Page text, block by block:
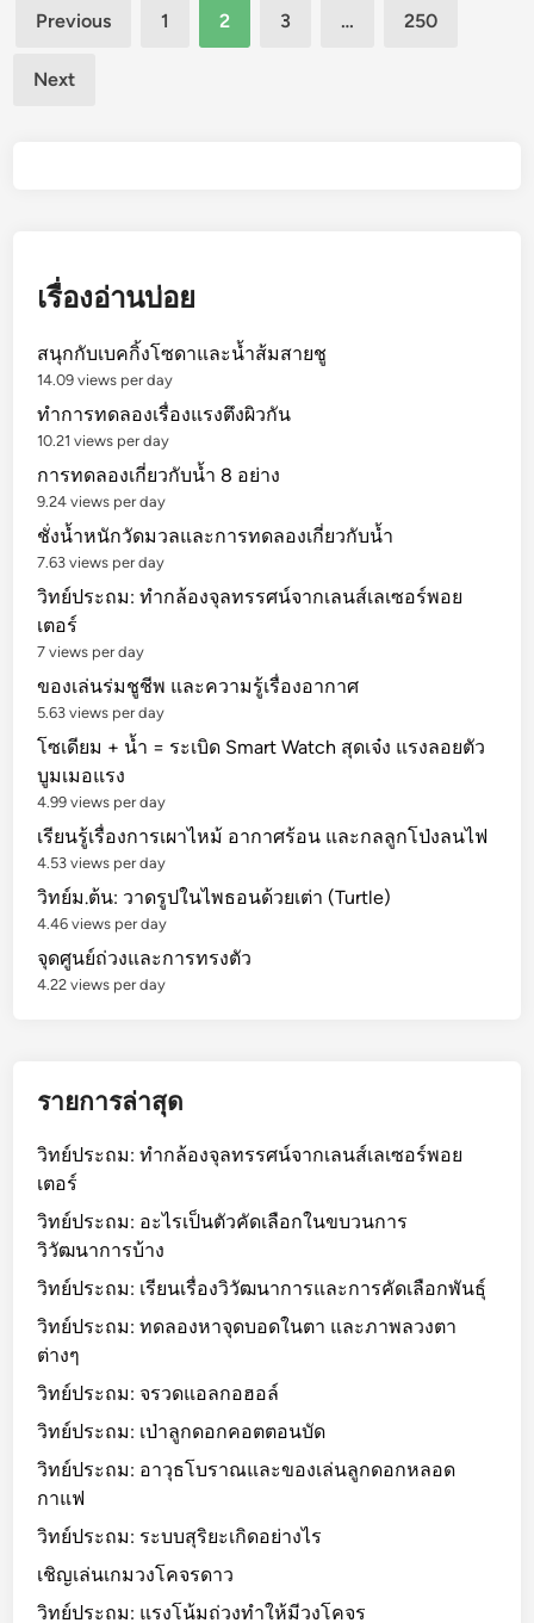
ลู
อ
น
Posts
Previous 1 2 3 … 250
Next
เรื่องอ่านบ่อย
สนุกกับเบคกิ้งโซดาและน้ำส้มสายชู
14.09 views per day
ทำการทดลองเรื่องแรงตึงผิวกัน
10.21 views per day
การทดลองเกี่ยวกับน้ำ 8 อย่าง
9.24 views per day
ชั่งน้ำหนักวัดมวลและการทดลองเกี่ยวกับน้ำ
7.63 views per day
วิทย์ประถม: ทำกล้องจุลทรรศน์จากเลนส์เลเซอร์พอย
เตอร์
7 views per day
ของเล่นร่มชูชีพ และความรู้เรื่องอากาศ
5.63 views per day
โซเดียม + น้ำ = ระเบิด Smart Watch สุดเจ๋ง แรงลอยตัว
บูมเมอแรง
4.99 views per day
เรียนรู้เรื่องการเผาไหม้ อากาศร้อน และกลลูกโป่งลนไฟ
4.53 views per day
วิทย์ม.ต้น: วาดรูปในไพธอนด้วยเต่า (Turtle)
4.46 views per day
จุดศูนย์ถ่วงและการทรงตัว
4.22 views per day
รายการล่าสุด
วิทย์ประถม: ทำกล้องจุลทรรศน์จากเลนส์เลเซอร์พอย
เตอร์
วิทย์ประถม: อะไรเป็นตัวคัดเลือกในขบวนการ
วิวัฒนาการบ้าง
วิทย์ประถม: เรียนเรื่องวิวัฒนาการและการคัดเลือกพันธุ์
วิทย์ประถม: ทดลองหาจุดบอดในตา และภาพลวงตา
ต่างๆ
วิทย์ประถม: จรวดแอลกอฮอล์
วิทย์ประถม: เป่าลูกดอกคอตตอนบัด
วิทย์ประถม: อาวุธโบราณและของเล่นลูกดอกหลอด
กาแฟ
วิทย์ประถม: ระบบสุริยะเกิดอย่างไร
เชิญเล่นเกมวงโคจรดาว
วิทย์ประถม: แรงโน้มถ่วงทำให้มีวงโคจร